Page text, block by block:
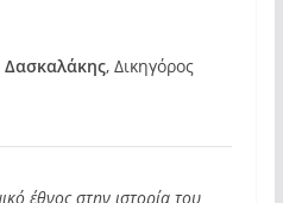
Δασκαλάκης, Δικηγόρος
έθνος στην ιστορία του